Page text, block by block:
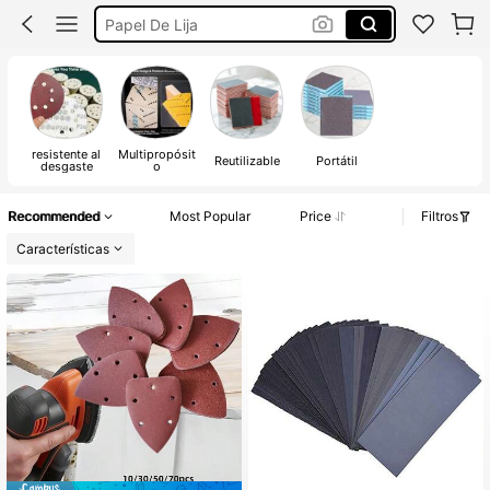
Lija Al Agua
Lija
resistente al
desgaste
Multipropósit
o Reutilizable Portátil
Recommended Most Popular Price
Filtros
Características